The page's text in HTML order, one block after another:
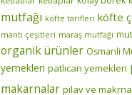
mutfağı köfte tarifleri köfte
mantı çeşitleri maraş mutfağı
organik ürünler Osmanli
yemekleri patlıcan yemekleri
makarnalar pilav ve